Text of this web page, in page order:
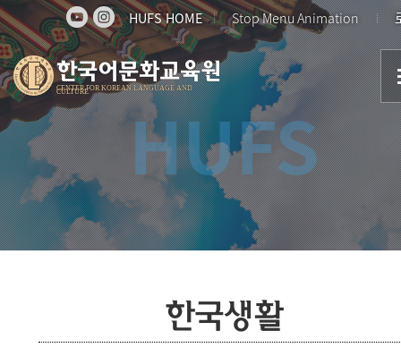
HUFS HOME Stop Menu Animation
한국어문화교육원
CENTER FOR KOREAN LANGUAGE AND
CULTURE HUFS
한국생활